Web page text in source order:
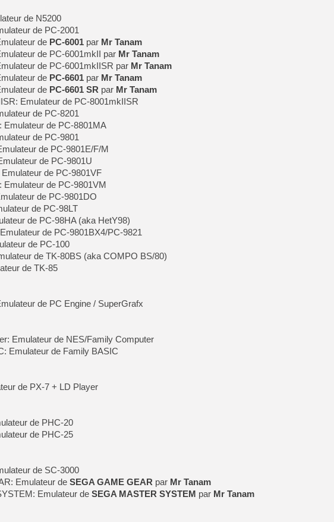
de N5200
de PC-2001
de PC-6001 par Mr Tanam
de PC-6001mkII par Mr Tanam
de PC-6001mkIISR par Mr Tanam
de PC-6601 par Mr Tanam
de PC-6601 SR par Mr Tanam
Emulateur de PC-8001mkIISR
de PC-8201
Emulateur de PC-8801MA
de PC-9801
de PC-9801E/F/M
de PC-9801U
de PC-9801VF
Emulateur de PC-9801VM
de PC-9801DO
de PC-98LT
de PC-98HA (aka HetY98)
de PC-9801BX4/PC-9821
de PC-100
de TK-80BS (aka COMPO BS/80)
de TK-85
de PC Engine / SuperGrafx
Emulateur de NES/Family Computer
Emulateur de Family BASIC
de PX-7 + LD Player
de PHC-20
de PHC-25
de SC-3000
Emulateur de SEGA GAME GEAR par Mr Tanam
Emulateur de SEGA MASTER SYSTEM par Mr Tanam